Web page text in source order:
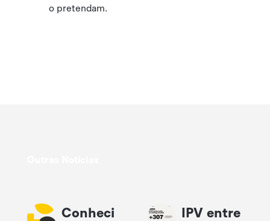
o pretendam.
Conheci
IPV entre